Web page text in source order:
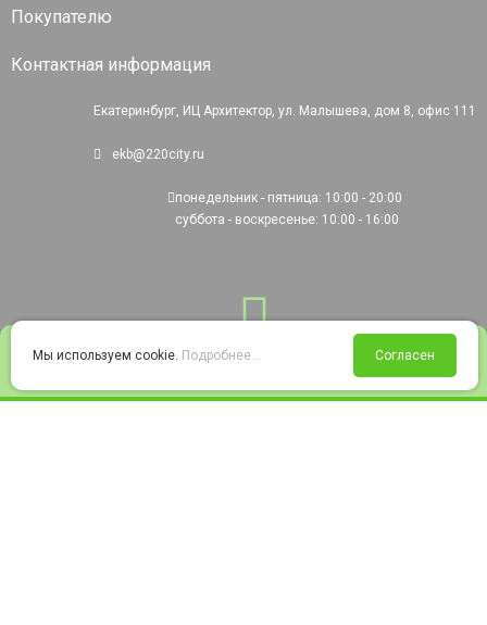
Войти Избранное Корзина
Покупателю
Контактная информация
Екатеринбург, ИЦ Архитектор, ул. Малышева, дом 8, офис 111
ekb@220city.ru
понедельник - пятница: 10:00 - 20:00
суббота - воскресенье: 10:00 - 16:00
Мы используем cookie. Подробнее... Согласен